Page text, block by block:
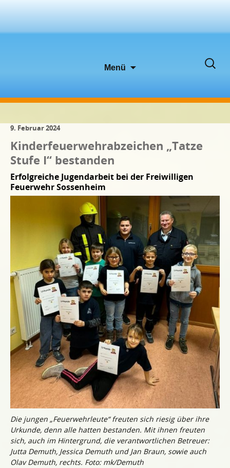
Menü
Suchen
9. Februar 2024
Kinderfeuerwehrabzeichen „Tatze
Stufe I“ bestanden
Erfolgreiche Jugendarbeit bei der Freiwilligen
Feuerwehr Sossenheim
Die jungen „Feuerwehrleute“ freuten sich riesig über ihre
Urkunde, denn alle hatten bestanden. Mit ihnen freuten
sich, auch im Hintergrund, die verantwortlichen Betreuer:
Jutta Demuth, Jessica Demuth und Jan Braun, sowie auch
Olav Demuth, rechts. Foto: mk/Demuth